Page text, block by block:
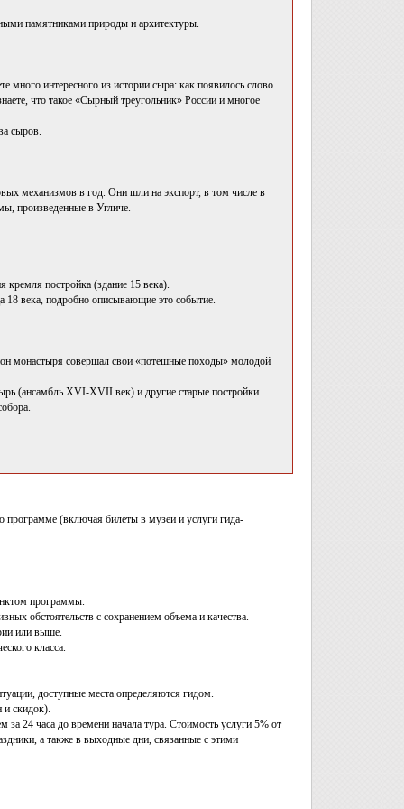
памятниками природы и архитектуры.
интересного из истории сыра: как появилось слово
что такое «Сырный треугольник» России и многое
сыров.
механизмов в год. Они шли на экспорт, в том числе в
произведенные в Угличе.
кремля постройка (здание 15 века).
18 века, подробно описывающие это событие.
монастыря совершал свои «потешные походы» молодой
(ансамбль XVI-XVII век) и другие старые постройки
программе (включая билеты в музеи и услуги гида-
программы.
обстоятельств с сохранением объема и качества.
или выше.
класса.
доступные места определяются гидом.
и скидок).
24 часа до времени начала тура. Стоимость услуги 5% от
а также в выходные дни, связанные с этими